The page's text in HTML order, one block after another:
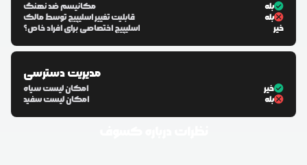
مکانیسم ضد نهنگ
بله
قابلیت تغییر اسلیپیج توسط مالک
بله
اسلیپیج اختصاصی برای افراد خاص؟
خیر
مدیریت دسترسی
امکان لیست سیاه
خیر
امکان لیست سفید
بله